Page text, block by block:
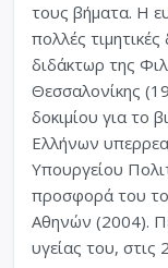
τους βήματα. Η
πολλές
διδάκτωρ της
Θεσσαλονίκης
δοκιμίου για το
Ελλήνων
Υπουργείου
προσφορά του
Αθηνών (2004).
υγείας του, στις